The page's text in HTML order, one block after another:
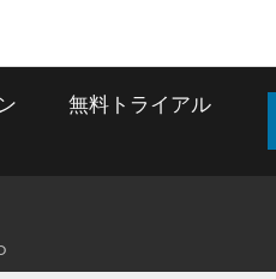
製品
スと ArcGIS 更
無料トライアル